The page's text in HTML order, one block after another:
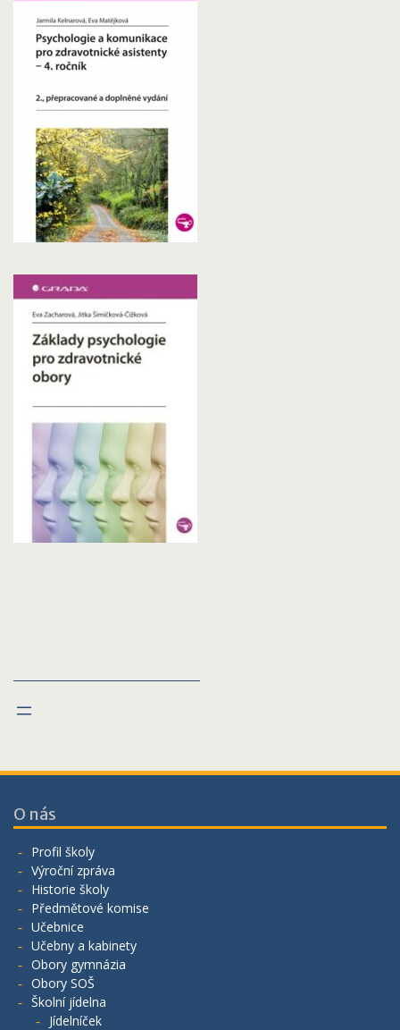
O nás
Profil školy
Výroční zpráva
Historie školy
Předmětové komise
Učebnice
Učebny a kabinety
Obory gymnázia
Obory SOŠ
Školní jídelna
Jídelníček